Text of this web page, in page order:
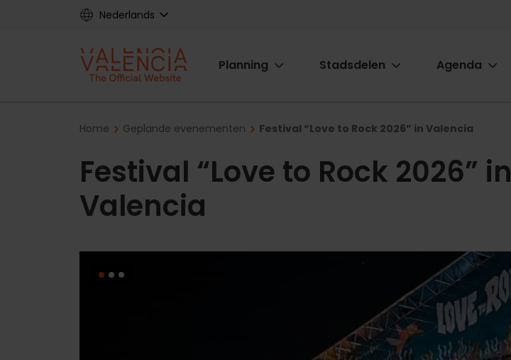
Nederlands
Main
Planning Stadsdelen Agenda
Breadcrumb
Home Geplande evenementen Festival “Love to Rock 2026” in Valencia
Festival “Love to Rock 2026” in
Valencia